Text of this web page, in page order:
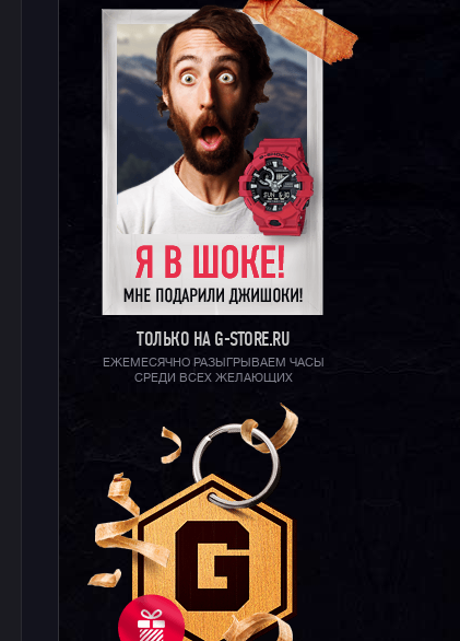
ТОЛЬКО НА G-STORE.RU
ЕЖЕМЕСЯЧНО РАЗЫГРЫВАЕМ ЧАСЫ
СРЕДИ ВСЕХ ЖЕЛАЮЩИХ